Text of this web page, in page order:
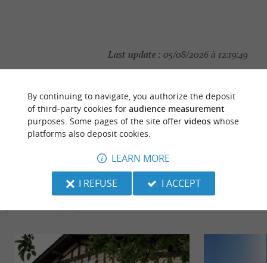
Last update : 05/08/2026 à 12:19:49
Photo credit :@Sirtaqui Cf. CDT 40
TO DISCOVERAROUND
By continuing to navigate, you authorize the deposit
of third-party cookies for audience measurement
purposes. Some pages of the site offer videoswhose
platforms also deposit cookies.
LEARN MORE
I REFUSE
I ACCEPT